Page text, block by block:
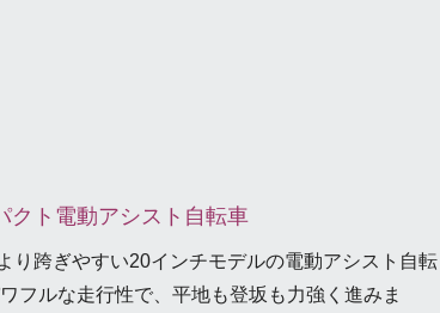
クト電動アシスト自転車
り跨ぎやすい20インチモデルの電動アシスト自転
フルな走行性で、平地も登坂も力強く進みま